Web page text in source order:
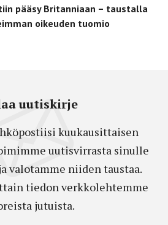
pääsy Britanniaan – taustalla
oikeuden tuomio
uutiskirje
kuukausittaisen
uutisvirrasta sinulle
valotamme niiden taustaa.
tiedon verkkolehtemme
jutuista.